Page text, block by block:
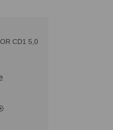
CD1 5,0